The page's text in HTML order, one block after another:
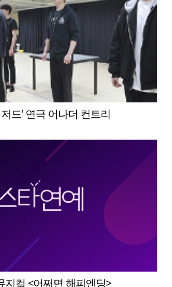
'가이 베넷과 토미 저드' 연극 어나더 컨트리
지컬 <어쩌면 해피엔딩>